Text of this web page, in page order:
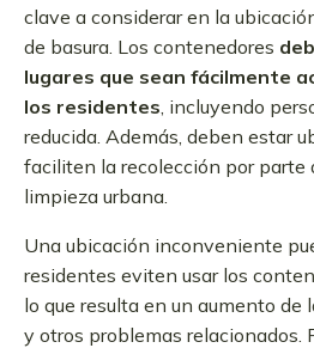
clave a considerar en la
de basura. Los contenedores
lugares que sean fácilmente
los residentes, incluyendo
reducida. Además, deben estar
faciliten la recolección por parte
limpieza urbana.
Una ubicación inconveniente
residentes eviten usar los
lo que resulta en un aumento de
y otros problemas relacionados.